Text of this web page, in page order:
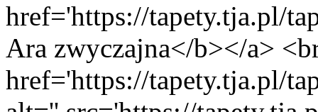
href='https://tapety.tja.pl/
Ara zwyczajna</b></a>
href='https://tapety.tja.pl/